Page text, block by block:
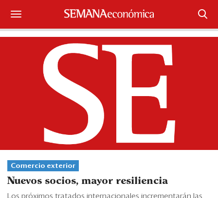
Suscríbase
Iniciar sesión
Portada
¿Qué está pasando?
Sectores y Empresas
Management
Economía y Finanzas
Legal y Política
Comercio exterior
Nuevos socios, mayor resiliencia
Los próximos tratados internacionales incrementarán las